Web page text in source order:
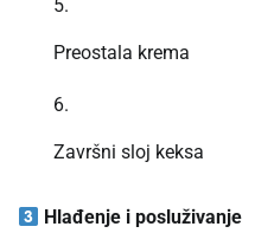
Preostala krema
Završni sloj keksa
Hlađenje i posluživanje